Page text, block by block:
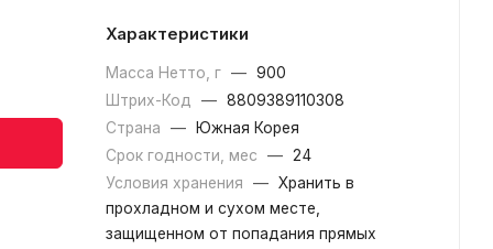
Характеристики
Масса Нетто, г — 900
Штрих-Код
— 8809389110308
Страна
—
Южная Корея
Срок годности, мес
— 24
Условия хранения
— Хранить в
прохладном и сухом месте,
защищенном от попадания прямых